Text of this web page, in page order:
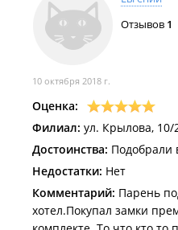
Отзывов 1
10 октября 2018 г.
Оценка:
Филиал: ул. Крылова,
Достоинства: Подобрали
Недостатки: Нет
Комментарий: Парень
хотел.Покупал замки